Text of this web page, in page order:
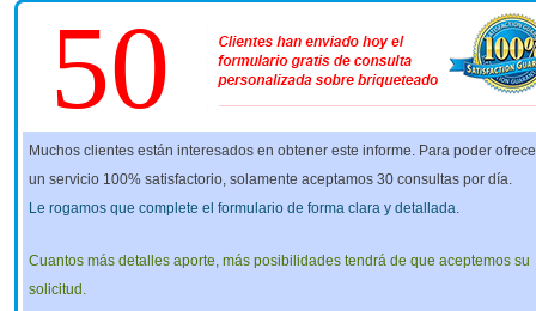
50
Muchos clientes están interesados en obtener este informe. Para poder
un servicio 100% satisfactorio, solamente aceptamos 30 consultas por día.
Le rogamos que complete el formulario de forma clara y detallada.
Cuantos más detalles aporte, más posibilidades tendrá de que aceptemos su
solicitud.